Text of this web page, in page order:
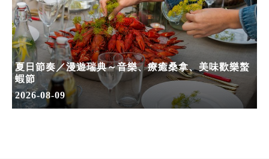
夏日節奏／漫遊瑞典～音樂、療癒桑拿、美味歡樂螯
蝦節
2026-08-09